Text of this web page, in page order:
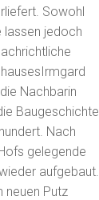
Sowohl
lassen jedoch
Nachbarin
Baugeschichte
Nach
gelegende
aufgebaut.
neuen Putz